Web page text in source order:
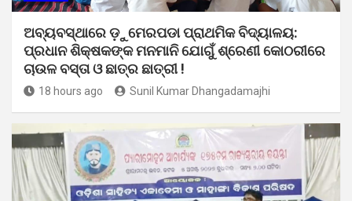
ଅବ୍ୟବସ୍ଥାରେ ଡ଼ୁମେରପଡା ପ୍ରାଥମିକ ବିଦ୍ୟାଳୟ:
ପ୍ରଧାନ ଶିକ୍ଷକଙ୍କ ମନମାନି ଯୋଗୁଁ ଶ୍ରେଣୀ କୋଠରୀରେ
ଚାଉଳ ବସ୍ତା ଓ ଛାତ୍ର ଛାତ୍ରୀ !
18 hours ago Sunil Kumar Dhangadamajhi